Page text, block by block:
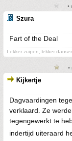
•
Szura
Fart of the Deal
Lekker zuipen, lekker
•
Kijkertje
Dagvaardingen
verklaard. Ze
tegengewerkt te
indertijd uiteraard